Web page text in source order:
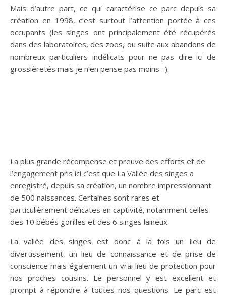
Mais d’autre part, ce qui caractérise ce parc depuis sa
création en 1998, c’est surtout l’attention portée à ces
occupants (les singes ont principalement été récupérés
dans des laboratoires, des zoos, ou suite aux abandons de
nombreux particuliers indélicats pour ne pas dire ici de
grossièretés mais je n’en pense pas moins…).
La plus grande récompense et preuve des efforts et de
l’engagement pris ici c’est que La Vallée des singes a
enregistré, depuis sa création, un nombre impressionnant
de 500 naissances. Certaines sont rares et
particulièrement délicates en captivité, notamment celles
des 10 bébés gorilles et des 6 singes laineux.
La vallée des singes est donc à la fois un lieu de
divertissement, un lieu de connaissance et de prise de
conscience mais également un vrai lieu de protection pour
nos proches cousins. Le personnel y est excellent et
prompt à répondre à toutes nos questions. Le parc est